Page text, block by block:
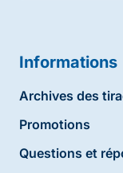
Informations
Archives des
Promotions
Questions et